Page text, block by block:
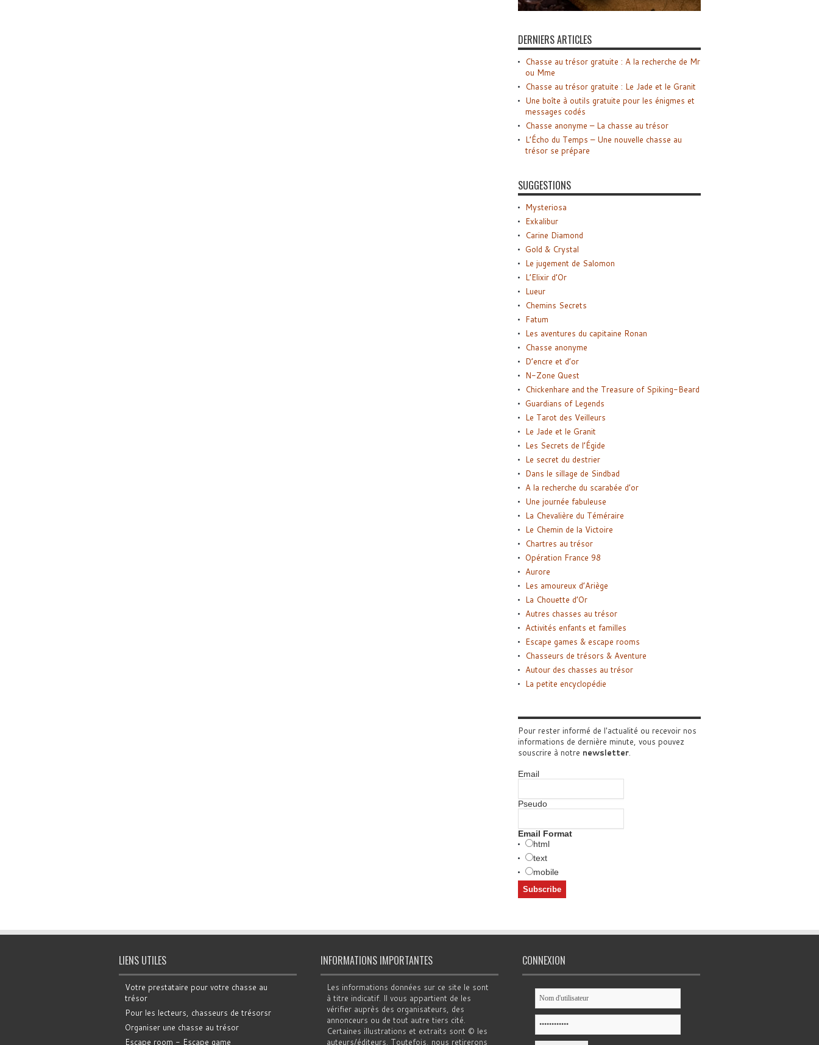
DERNIERS ARTICLES
Chasse au trésor gratuite : A la recherche de Mr
ou Mme
Chasse au trésor gratuite : Le Jade et le Granit
Une boîte à outils gratuite pour les énigmes et
messages codés
Chasse anonyme – La chasse au trésor
L’Écho du Temps – Une nouvelle chasse au
trésor se prépare
SUGGESTIONS
Mysteriosa
Exkalibur
Carine Diamond
Gold & Crystal
Le jugement de Salomon
L’Elixir d’Or
Lueur
Chemins Secrets
Fatum
Les aventures du capitaine Ronan
Chasse anonyme
D’encre et d’or
N-Zone Quest
Chickenhare and the Treasure of Spiking-Beard
Guardians of Legends
Le Tarot des Veilleurs
Le Jade et le Granit
Les Secrets de l’Égide
Le secret du destrier
Dans le sillage de Sindbad
A la recherche du scarabée d’or
Une journée fabuleuse
La Chevalière du Téméraire
Le Chemin de la Victoire
Chartres au trésor
Opération France 98
Aurore
Les amoureux d’Ariège
La Chouette d’Or
Autres chasses au trésor
Activités enfants et familles
Escape games & escape rooms
Chasseurs de trésors & Aventure
Autour des chasses au trésor
La petite encyclopédie
Pour rester informé de l'actualité ou recevoir nos
informations de dernière minute, vous pouvez
souscrire à notre newsletter.
Email
Pseudo
Email Format
html
text
mobile
LIENS UTILES
Votre prestataire pour votre chasse au
trésor
Pour les lecteurs, chasseurs de trésorsr
Organiser une chasse au trésor
Escape room - Escape game
INFORMATIONS IMPORTANTES
Les informations données sur ce site le sont
à titre indicatif. Il vous appartient de les
vérifier auprès des organisateurs, des
annonceurs ou de tout autre tiers cité.
Certaines illustrations et extraits sont © les
auteurs/éditeurs. Toutefois, nous retirerons
CONNEXION